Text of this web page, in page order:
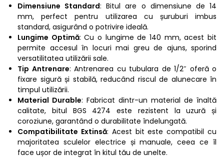
Dimensiune Standard: Bitul are o dimensiune de 14
mm, perfect pentru utilizarea cu șuruburi imbus
standard, asigurând o potrivire ideală.
Lungime Optimă: Cu o lungime de 140 mm, acest bit
permite accesul în locuri mai greu de ajuns, sporind
versatilitatea utilizării sale.
Tip Antrenare: Antrenarea cu tubulara de 1/2″ oferă o
fixare sigură și stabilă, reducând riscul de alunecare în
timpul utilizării.
Material Durable: Fabricat dintr-un material de înaltă
calitate, bitul BGS 4274 este rezistent la uzură și
coroziune, garantând o durabilitate îndelungată.
Compatibilitate Extinsă: Acest bit este compatibil cu
majoritatea sculelor electrice și manuale, ceea ce îl
face ușor de integrat în kitul tău de unelte.